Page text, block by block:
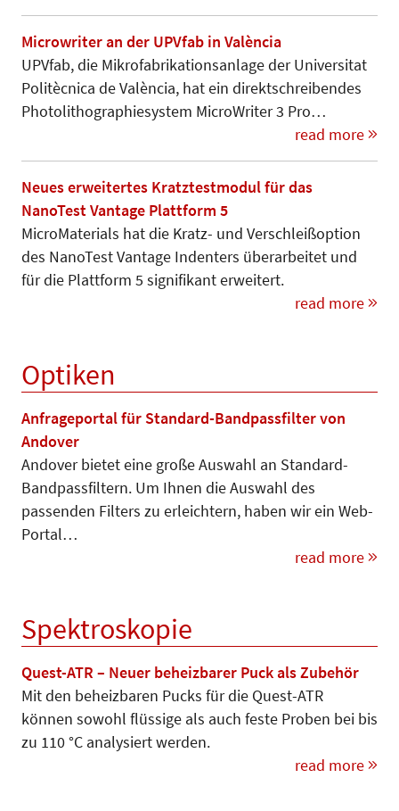
Microwriter an der UPVfab in València
UPVfab, die Mikrofabrikationsanlage der Universitat
Politècnica de València, hat ein direktschreibendes
Photolithographiesystem MicroWriter 3 Pro…
read more
Neues erweitertes Kratztestmodul für das
NanoTest Vantage Plattform 5
MicroMaterials hat die Kratz- und Verschleißoption
des NanoTest Vantage Indenters überarbeitet und
für die Plattform 5 signifikant erweitert.
read more
Optiken
Anfrageportal für Standard-Bandpassfilter von
Andover
Andover bietet eine große Auswahl an Standard-
Bandpassfiltern. Um Ihnen die Auswahl des
passenden Filters zu erleichtern, haben wir ein Web-
Portal…
read more
Spektroskopie
Quest-ATR – Neuer beheizbarer Puck als Zubehör
Mit den beheizbaren Pucks für die Quest-ATR
können sowohl flüssige als auch feste Proben bei bis
zu 110 °C analysiert werden.
read more